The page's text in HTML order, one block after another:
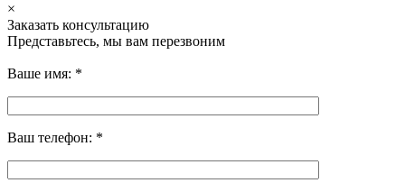
×
Заказать консультацию
Представьтесь, мы вам перезвоним
Ваше имя: *
Ваш телефон: *